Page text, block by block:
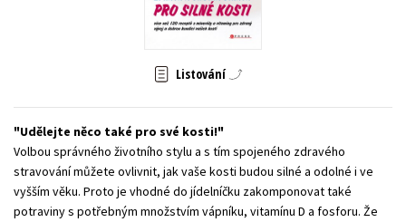
Zahraniční literatura
Všechny tituly
Listování
Udělejte něco také pro své kosti!
Volbou správného životního stylu a s tím spojeného zdravého
stravování můžete ovlivnit, jak vaše kosti budou silné a odolné i ve
vyšším věku. Proto je vhodné do jídelníčku zakomponovat také
potraviny s potřebným množstvím vápníku, vitamínu D a fosforu. Že